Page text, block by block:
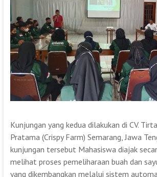
Kunjungan yang kedua dilakukan di CV.
Pratama (Crispy Farm) Semarang, Jawa
kunjungan tersebut Mahasiswa diajak
melihat proses pemeliharaan buah dan
yang dikembangkan melalui sistem